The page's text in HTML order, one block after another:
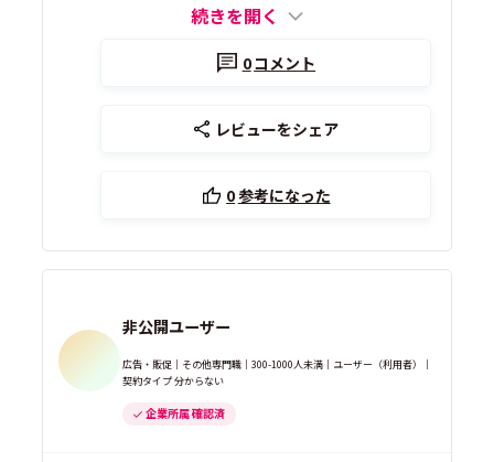
続きを開く
0コメント
レビューをシェア
0参考になった
非公開ユーザー
広告・販促｜その他専門職｜300-1000人未満｜ユーザー（利用者）｜
契約タイプ 分からない
企業所属 確認済